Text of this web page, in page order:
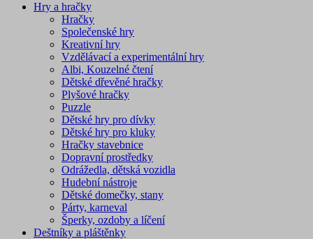
Hry a hračky
Hračky
Společenské hry
Kreativní hry
Vzdělávací a experimentální hry
Albi, Kouzelné čtení
Dětské dřevěné hračky
Plyšové hračky
Puzzle
Dětské hry pro dívky
Dětské hry pro kluky
Hračky stavebnice
Dopravní prostředky
Odrážedla, dětská vozidla
Hudební nástroje
Dětské domečky, stany
Párty, karneval
Šperky, ozdoby a líčení
Deštníky a pláštěnky